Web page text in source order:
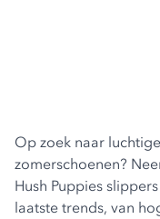
Op zoek naar
zomerschoenen?
Hush Puppies
laatste trends, van